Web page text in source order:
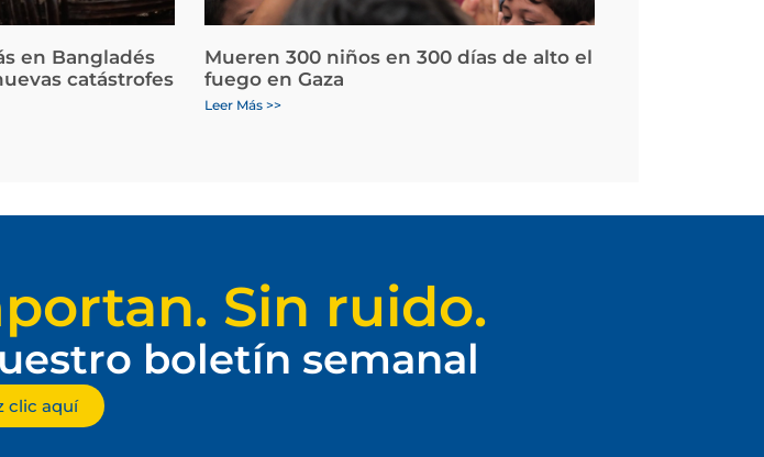
en Bangladés
catástrofes
Mueren 300 niños en 300 días de alto el
fuego en Gaza
Leer Más >>
Sin ruido.
boletín semanal
clic aquí